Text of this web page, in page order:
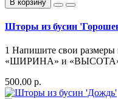
В корзину
Шторы из бусин
1 Напишите свои размеры
«ШИРИНА» и «ВЫСОТА»
500.00 р.